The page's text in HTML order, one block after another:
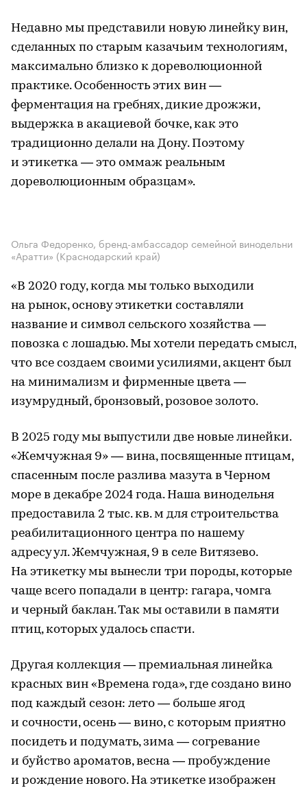
Недавно мы представили новую линейку вин,
сделанных по старым казачьим технологиям,
максимально близко к дореволюционной
практике. Особенность этих вин —
ферментация на гребнях, дикие дрожжи,
выдержка в акациевой бочке, как это
традиционно делали на Дону. Поэтому
и этикетка — это оммаж реальным
дореволюционным образцам».
Ольга Федоренко, бренд-амбассадор семейной винодельни
«Аратти» (Краснодарский край)
«В 2020 году, когда мы только выходили
на рынок, основу этикетки составляли
название и символ сельского хозяйства —
повозка с лошадью. Мы хотели передать смысл,
что все создаем своими усилиями, акцент был
на минимализм и фирменные цвета —
изумрудный, бронзовый, розовое золото.
В 2025 году мы выпустили две новые линейки.
«Жемчужная 9» — вина, посвященные птицам,
спасенным после разлива мазута в Черном
море в декабре 2024 года. Наша винодельня
предоставила 2 тыс. кв. м для строительства
реабилитационного центра по нашему
адресу ул. Жемчужная, 9 в селе Витязево.
На этикетку мы вынесли три породы, которые
чаще всего попадали в центр: гагара, чомга
и черный баклан. Так мы оставили в памяти
птиц, которых удалось спасти.
Другая коллекция — премиальная линейка
красных вин «Времена года», где создано вино
под каждый сезон: лето — больше ягод
и сочности, осень — вино, с которым приятно
посидеть и подумать, зима — согревание
и буйство ароматов, весна — пробуждение
и рождение нового. На этикетке изображен